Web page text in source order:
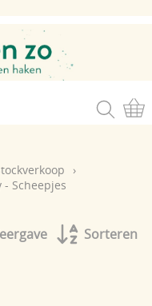
›
- Scheepjes
Sorteren